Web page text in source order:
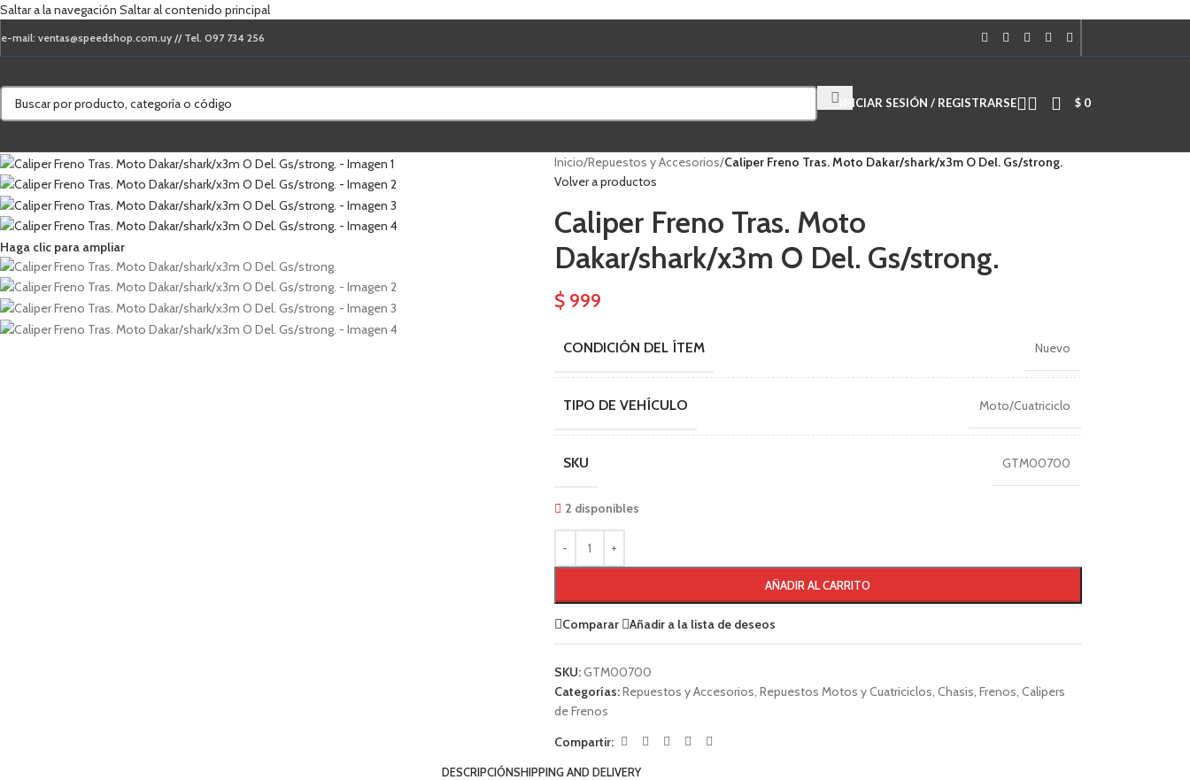
Saltar a la navegación Saltar al contenido principal
e-mail: ventas@speedshop.com.uy // Tel. 097 734 256
Cuando hay resultados autocompletados, puedes utilizar las
INICIAR SESIÓN / REGISTRARSE $ 0
Haga clic para ampliar
Inicio/Repuestos y Accesorios/Caliper Freno Tras. Moto Dakar/shark/x3m O Del. Gs/strong.
Volver a productos
Caliper Freno Tras. Moto
Dakar/shark/x3m O Del. Gs/strong.
$999
CONDICIÓN DEL ÍTEM Nuevo
TIPO DE VEHÍCULO Moto/Cuatriciclo
SKU GTM00700
2 disponibles
AÑADIR AL CARRITO
Comparar Añadir a la lista de deseos
SKU:GTM00700
Categorías:Repuestos y Accesorios, Repuestos Motos y Cuatriciclos, Chasis, Frenos, Calipers
de Frenos
Compartir:
DESCRIPCIÓNSHIPPING AND DELIVERY